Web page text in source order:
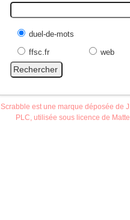
duel-de-mots
ffsc.fr
web
Scrabble est une marque déposée de
PLC, utilisée sous licence de